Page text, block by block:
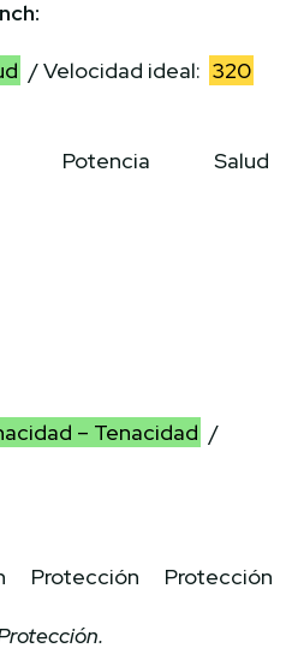
/ Velocidad ideal: 320
Potencia Salud
– Tenacidad /
Protección Protección